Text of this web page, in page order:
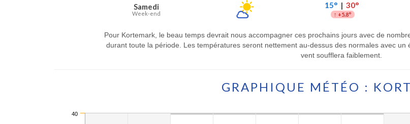
Samedi
Week-end
15°| 30°
↑ +5.8°
Pour Kortemark, le beau temps devrait nous accompagner ces prochains jours avec de
durant toute la période. Les températures seront nettement au-dessus des normales avec un
vent soufflera faiblement.
GRAPHIQUE MÉTÉO :
40